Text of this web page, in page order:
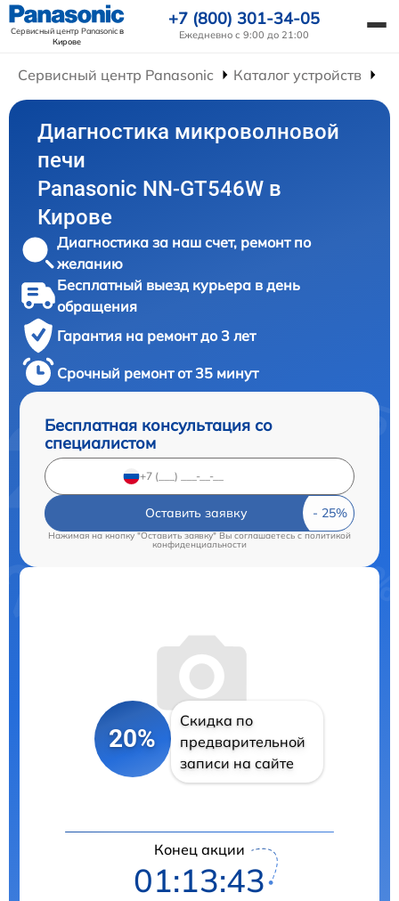
Сервисный центр Panasonicв
Кирове
+7 (800) 301-34-05
Ежедневно с 9:00 до 21:00
Сервисный центр Panasonic Каталог устройств
Диагностика микроволновой
печи
Panasonic NN-GT546W в
Кирове
Диагностика за наш счет, ремонт по
желанию
Бесплатный выезд курьера в день
обращения
Гарантия на ремонт до 3 лет
Срочный ремонт от 35 минут
Бесплатная консультация со
специалистом
Оставить заявку
Нажимая на кнопку "Оставить заявку" Вы соглашаетесь cполитикой
конфиденциальности
20%
Скидка по
предварительной
записи на сайте
Конец акции
01:13:42